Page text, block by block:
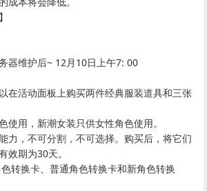
器维护后~ 12月10日上午7: 00
在活动面板上购买两件经典服装道具和三张
使用，新潮女装只供女性角色使用。
力，不可分割，不可选择。购买后，将它们
效期为30天。
转换卡、普通角色转换卡和新角色转换